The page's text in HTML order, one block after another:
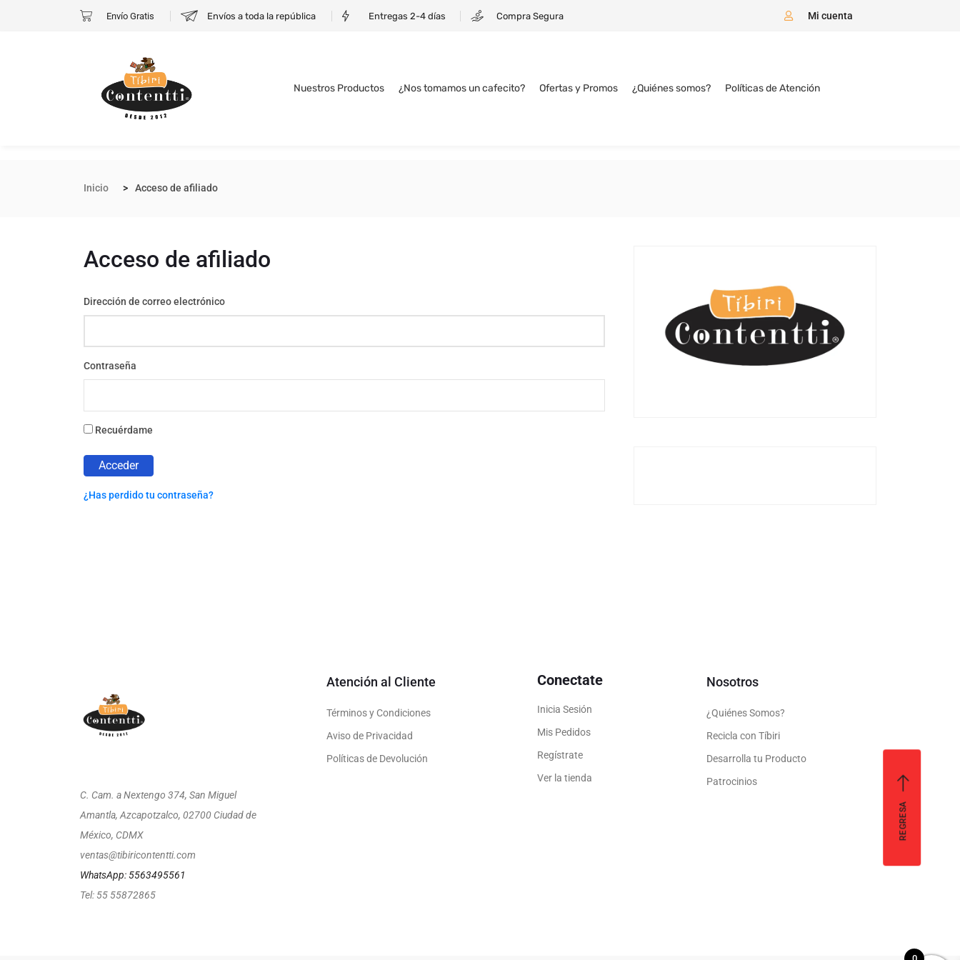
Envío Gratis Envíos a toda la república Entregas 2-4 días Compra Segura Mi cuenta
Nuestros Productos ¿Nos tomamos un cafecito? Ofertas y Promos ¿Quiénes somos? Políticas de Atención
Inicio Acceso de afiliado
Acceso de afiliado
Dirección de correo electrónico
Contraseña
Recuérdame
¿Has perdido tu contraseña?
C. Cam. a Nextengo 374, San Miguel
Amantla, Azcapotzalco, 02700 Ciudad de
México, CDMX
ventas@tibiricontentti.com
WhatsApp: 5563495561
Tel: 55 55872865
Atención al Cliente
Términos y Condiciones
Aviso de Privacidad
Políticas de Devolución
Conectate
Inicia Sesión
Mis Pedidos
Regístrate
Ver la tienda
Nosotros
¿Quiénes Somos?
Recicla con Tíbiri
Desarrolla tu Producto
Patrocinios
REGRESA